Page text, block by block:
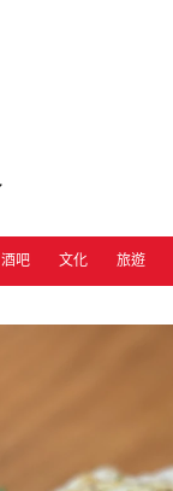
酒吧 文化 旅遊